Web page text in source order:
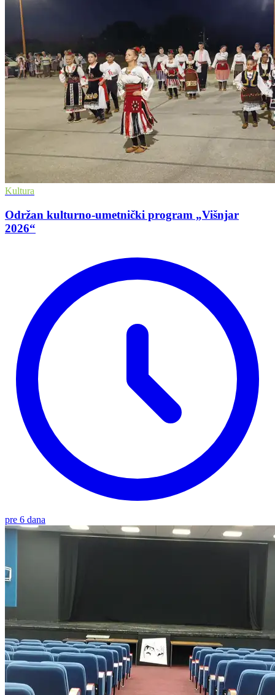
Kultura
Održan kulturno-umetnički program „Višnjar
2026“
pre 6 dana